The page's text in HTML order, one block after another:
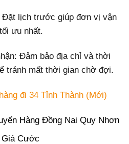
Đặt lịch trước giúp đơn vị vận
ưu nhất.
Đảm bảo địa chỉ và thời
tránh mất thời gian chờ đợi.
đi 34 Tỉnh Thành (Mới)
Hàng Đồng Nai Quy Nhơn
Cước